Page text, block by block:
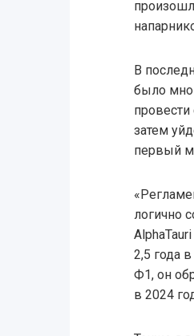
В
было
затем
первый
логично
2,5 года
Ф1, он
в 2024